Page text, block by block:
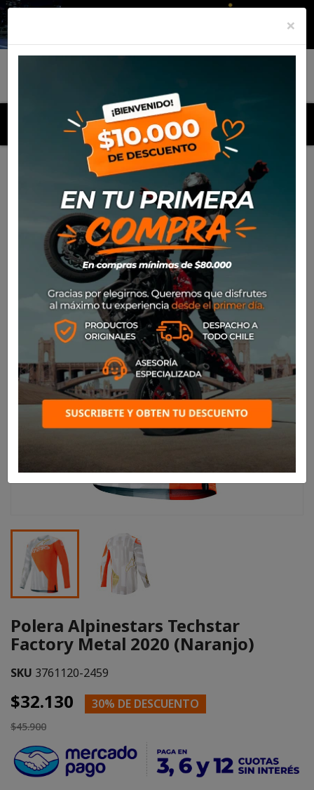
MENU
Productos
Polera Alpinestars Techstar Factory
Metal 2020 (Naranjo)
Polera Alpinestars Techstar
Factory Metal 2020 (Naranjo)
SKU 3761120-2459
$32.130 30% DE DESCUENTO
$45.900
×